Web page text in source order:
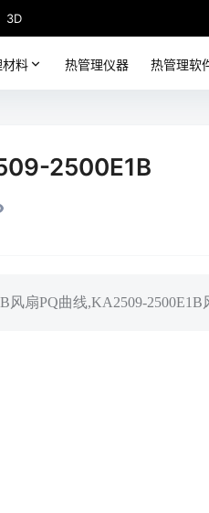
3D
料 热管理仪器 热管理软
2500E1B
扇PQ曲线,KA2509-2500E1B